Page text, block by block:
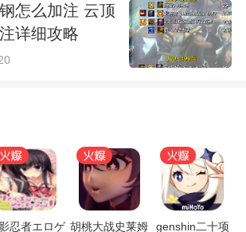
怎么加注 云顶
详细攻略
忍者エロゲ 胡桃大战史莱姆
genshin二十项